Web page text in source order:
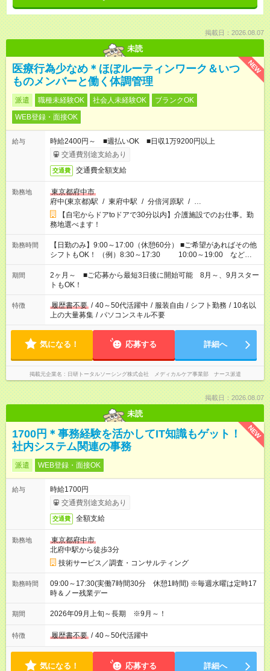
掲載日：2026.08.07
未読
NEW
医療行為少なめ＊ほぼルーティンワーク＆いつ
ものメンバーと働く体調管理
派遣 職種未経験OK 社会人未経験OK
ブランクOK
WEB登録・面接OK
給与
時給2400円～ ■週払いOK ■日収1万9200円以上
交通費別途支給あり
交通費 交通費全額支給
勤務地
東京都府中市
府中(東京都)駅 / 東府中駅 / 分倍河原駅 / …
【自宅からドアtoドアで30分以内】介護施設でのお仕事。勤
務地選べます！
勤務時間
【日勤のみ】9:00～17:00（休憩60分） ■ご希望があればその他
シフトもOK！ （例）8:30～17:30 10:00～19:00 など
「家族とお休みを合わせたい」 「できれば残業はしたくない」
など、あなたのご希望に沿ったお仕事をご紹介します！ ※Wワ
ーク希望の方へ 今ご覧のお仕事で希望する勤務時間と、もう1つ
のお仕事の勤務時間。 合計で週40時間を超える場合は応募でき
ません
期間
2ヶ月～ ■ご応募から最短3日後に開始可能 8月～、9月スター
トもOK！
特徴 履歴書不要 / 40～50代活躍中 / 服装自由 / シフト勤務 / 10名以
上の大量募集 / パソコンスキル不要
気になる！ 応募する 詳細へ
掲載元企業名 日研トータルソーシング株式会社 メディカルケア事業部 ナース派遣
掲載日：2026.08.07
未読
NEW
1700円＊事務経験を活かしてIT知識もゲット！
社内システム関連の事務
派遣 WEB登録・面接OK
給与
時給1700円
交通費別途支給あり
交通費 全額支給
勤務地
東京都府中市
北府中駅から徒歩3分
技術サービス／調査・コンサルティング
勤務時間
09:00～17:30(実働7時間30分 休憩1時間) ※毎週水曜は定時17
時＆ノー残業デー
期間 2026年09月上旬～長期 ※9月～！
特徴 履歴書不要 / 40～50代活躍中
気になる！ 応募する 詳細へ